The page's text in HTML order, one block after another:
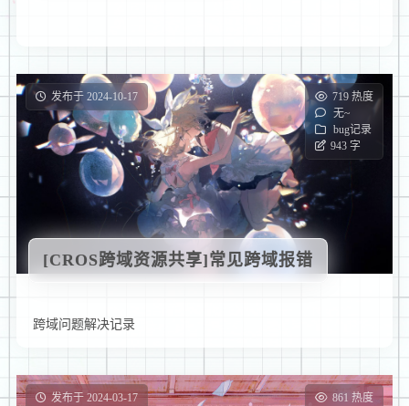
发布于 2024-10-17
719 热度
无~
bug记录
943 字
[CROS跨域资源共享]常见跨域报错
跨域问题解决记录
发布于 2024-03-17
861 热度